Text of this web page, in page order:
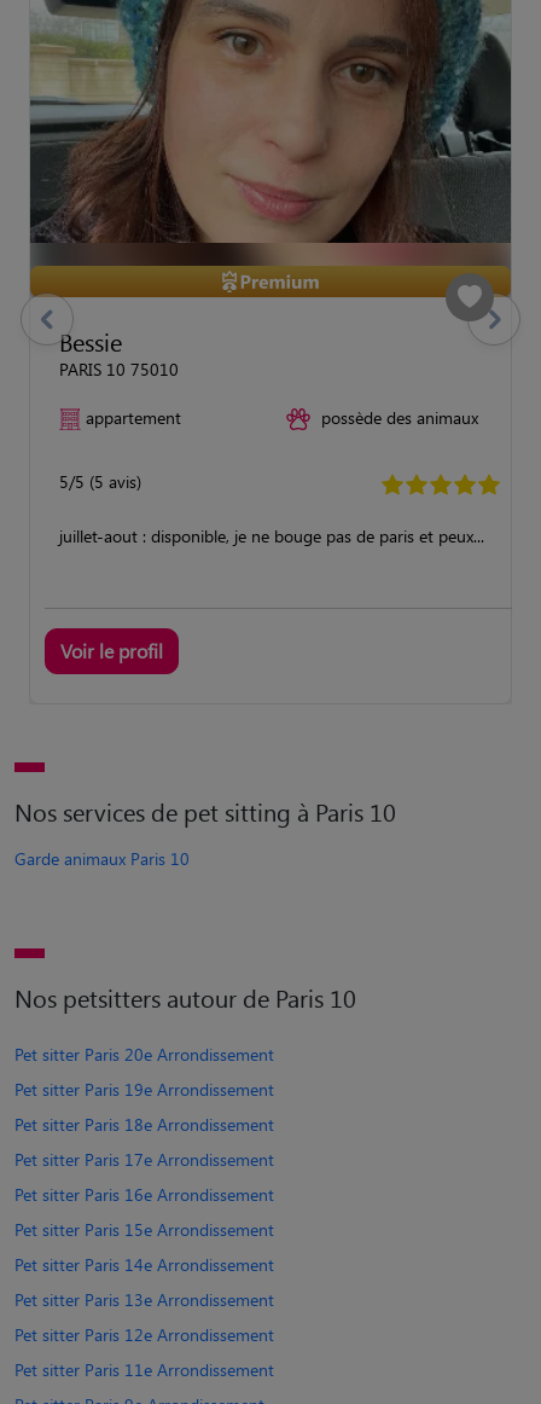
Bessie
PARIS 10 75010
appartement possède des animaux
5/5 (5 avis)
juillet-aout : disponible, je ne bouge pas de paris et peux...
Voir le profil
previous Suivant
Nos services de pet sitting à Paris 10
Garde animaux Paris 10
Nos petsitters autour de Paris 10
Pet sitter Paris 20e Arrondissement
Pet sitter Paris 19e Arrondissement
Pet sitter Paris 18e Arrondissement
Pet sitter Paris 17e Arrondissement
Pet sitter Paris 16e Arrondissement
Pet sitter Paris 15e Arrondissement
Pet sitter Paris 14e Arrondissement
Pet sitter Paris 13e Arrondissement
Pet sitter Paris 12e Arrondissement
Pet sitter Paris 11e Arrondissement